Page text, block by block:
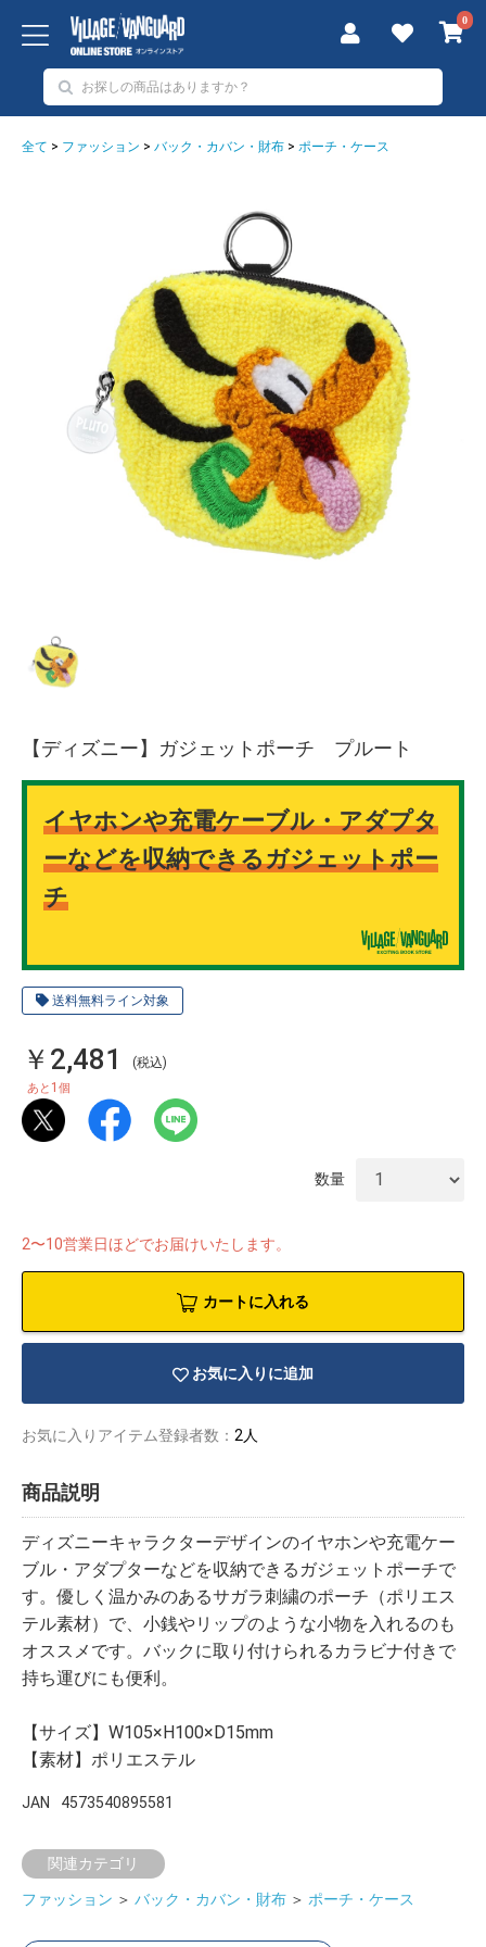
0
全て > ファッション > バック・カバン・財布 > ポーチ・ケース
送料無料ライン対象
【ディズニー】ガジェットポーチ プルート
イヤホンや充電ケーブル・アダプタ
ーなどを収納できるガジェットポー
チ
￥2,481 (税込)
あと 1 個
数量
2〜10営業日ほどでお届けいたします。
カートに入れる
お気に入りに追加
お気に入りアイテム登録者数： 2人
商品説明
ディズニーキャラクターデザインのイヤホンや充電ケー
ブル・アダプターなどを収納できるガジェットポーチで
す。優しく温かみのあるサガラ刺繍のポーチ（ポリエス
テル素材）で、小銭やリップのような小物を入れるのも
オススメです。バックに取り付けられるカラビナ付きで
持ち運びにも便利。
【サイズ】W105×H100×D15mm
【素材】ポリエステル
JAN 4573540895581
関連カテゴリ
ファッション ＞ バック・カバン・財布 ＞ ポーチ・ケース
ッズ